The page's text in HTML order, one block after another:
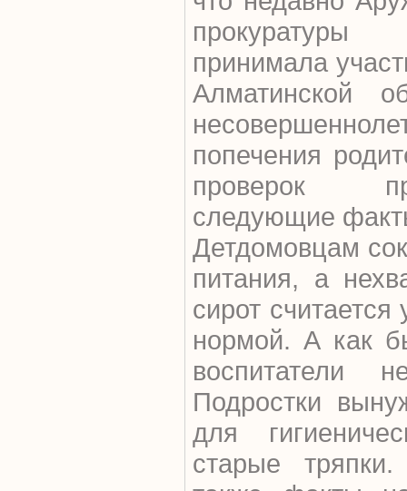
прокуратуры
принимала
Алматинской
попечения
проверок
следующие
Детдомовцам
питания, а
сирот считается
нормой. А как
воспитатели
Подростки
для
старые тряпки.